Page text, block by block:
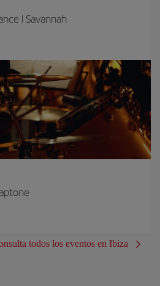
| Savannah
todos los eventos en Ibiza